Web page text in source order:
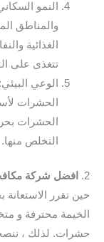
النمو
والمناطق
الغذائية
تتغذى على
الوعي
الحشرات
الحشرات
التخلص منها.
2.
افضل شركة
حين تقرر
الخيمة محترفة و
حشرات. لذلك ،